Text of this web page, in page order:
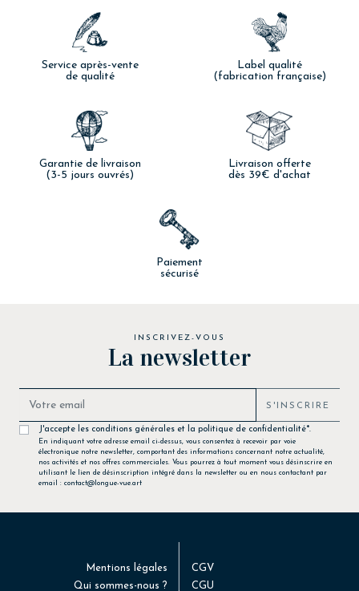
Service après-vente
de qualité
Label qualité
(fabrication française)
Garantie de livraison
(3-5 jours ouvrés)
Livraison offerte
dès 39€ d'achat
Paiement
sécurisé
INSCRIVEZ-VOUS
La newsletter
S'INSCRIRE
J'accepte les conditions générales et la politique de confidentialité*.
En indiquant votre adresse email ci-dessus, vous consentez à recevoir par voie
électronique notre newsletter, comportant des informations concernant notre actualité,
nos activités et nos offres commerciales. Vous pourrez à tout moment vous désinscrire en
utilisant le lien de désinscription intégré dans la newsletter ou en nous contactant par
email : contact@longue-vue.art
Mentions légales
Qui sommes-nous ?
CGV
CGU